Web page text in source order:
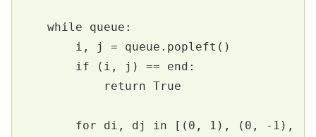
    while queue:
        i, j = queue.popleft()
        if (i, j) == end:
            return True